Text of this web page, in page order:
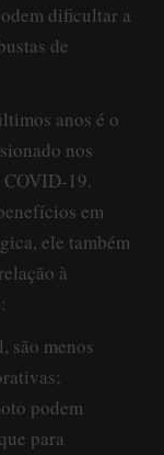
dificultar a
de
anos é o
nos
COVID-19.
em
ele também
à
são menos
podem
para